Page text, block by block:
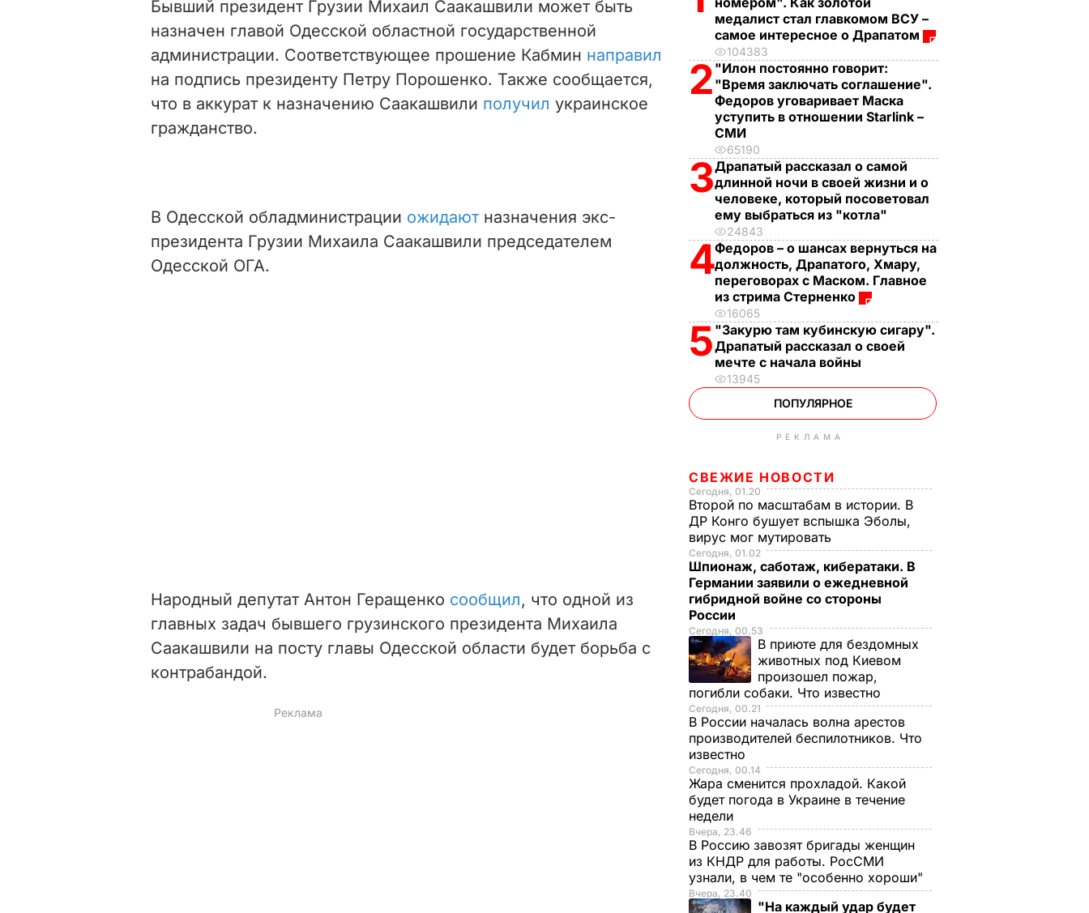
i
d
e
Бывший президент Грузии Михаил Саакашвили может быть
назначен главой Одесской областной государственной
администрации. Соответствующее прошение Кабмин направил
на подпись президенту Петру Порошенко. Также сообщается,
что в аккурат к назначению Саакашвили получил украинское
гражданство.
В Одесской обладминистрации ожидаютназначения экс-
президента Грузии Михаила Саакашвили председателем
Одесской ОГА.
Народный депутат Антон Геращенко сообщил, что одной из
главных задач бывшего грузинского президента Михаила
Саакашвили на посту главы Одесской области будет борьба с
контрабандой.
медалист стал главкомом ВСУ –
самое интересное о Драпатом
104383
2 "Илон постоянно говорит:
"Время заключать соглашение".
Федоров уговаривает Маска
уступить в отношении Starlink –
СМИ
65190
3Драпатый рассказал о самой
длинной ночи в своей жизни и о
человеке, который посоветовал
ему выбраться из "котла"
24843
4Федоров – о шансах вернуться на
должность, Драпатого, Хмару,
переговорах с Маском. Главное
из стрима Стерненко
16065
5 "Закурю там кубинскую сигару".
Драпатый рассказал о своей
мечте с начала войны
13945
ПОПУЛЯРНОЕ
РЕКЛАМА
СВЕЖИЕ НОВОСТИ
Сегодня, 01.20
Второй по масштабам в истории. В
ДР Конго бушует вспышка Эболы,
вирус мог мутировать
Сегодня, 01.02
Шпионаж, саботаж, кибератаки. В
Германии заявили о ежедневной
гибридной войне со стороны
России
Сегодня, 00.53
В приюте для бездомных
животных под Киевом
произошел пожар,
погибли собаки. Что известно
Сегодня, 00.21
В России началась волна арестов
производителей беспилотников. Что
известно
Сегодня, 00.14
Жара сменится прохладой. Какой
будет погода в Украине в течение
недели
Вчера, 23.46
В Россию завозят бригады женщин
из КНДР для работы. РосСМИ
узнали, в чем те "особенно хороши"
Вчера, 23.40
"На каждый удар будет